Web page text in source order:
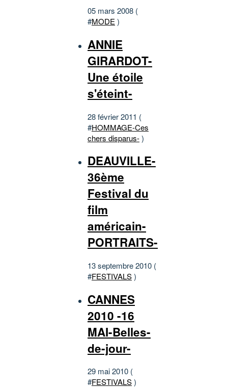
05 mars 2008 (
#MODE)
ANNIE
GIRARDOT-
Une étoile
s'éteint-
28 février 2011 (
#HOMMAGE-Ces
chers disparus-)
DEAUVILLE-
36ème
Festival du
film
américain-
PORTRAITS-
13 septembre 2010 (
#FESTIVALS)
CANNES
2010 -16
MAI-Belles-
de-jour-
29 mai 2010 (
#FESTIVALS)